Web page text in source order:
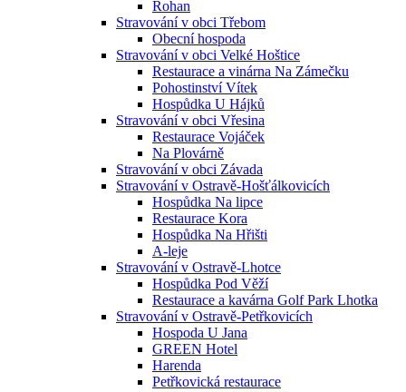
Rohan
Stravování v obci Třebom
Obecní hospoda
Stravování v obci Velké Hoštice
Restaurace a vinárna Na Zámečku
Pohostinství Vítek
Hospůdka U Hájků
Stravování v obci Vřesina
Restaurace Vojáček
Na Plovárně
Stravování v obci Závada
Stravování v Ostravě-Hošťálkovicích
Hospůdka Na lipce
Restaurace Kora
Hospůdka Na Hřišti
A-leje
Stravování v Ostravě-Lhotce
Hospůdka Pod Věží
Restaurace a kavárna Golf Park Lhotka
Stravování v Ostravě-Petřkovicích
Hospoda U Jana
GREEN Hotel
Harenda
Petřkovická restaurace